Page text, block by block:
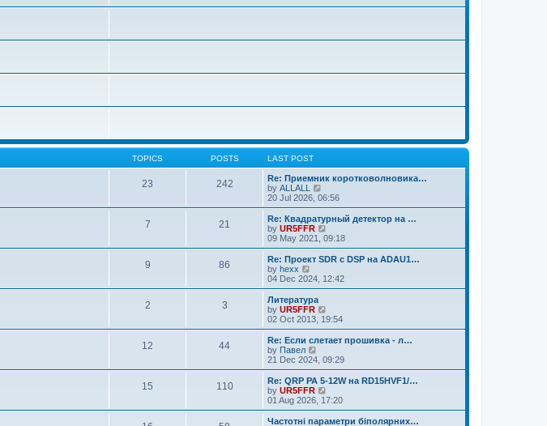
TOPICS POSTS LAST POST
23 242
Re: Приемник коротковолновика…
by ALLALL
i
e
w
t
h
e
l
a
t
e
t
p
o
s
t
20 Jul 2026, 06:56
7 21
Re: Квадратурный детектор на …
by UR5FFR
i
e
w
h
e
t
e
t
p
o
s
t
09 May 2021, 09:18
9 86
Re: Проект SDR с DSP на ADAU1…
by hexx
i
e
w
t
h
e
l
a
t
e
s
t
p
o
s
t
04 Dec 2024, 12:42
2 3
Литература
by UR5FFR
i
e
w
h
e
l
a
t
e
02 Oct 2013, 19:54
12 44
Re: Если слетает прошивка - л…
by Павел
i
e
w
t
h
e
l
21 Dec 2024, 09:29
15 110
Re: QRP PA 5-12W на RD15HVF1/…
by UR5FFR
i
e
w
01 Aug 2026, 17:20
Частотні параметри біполярних…